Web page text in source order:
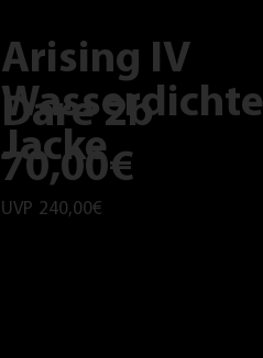
Arising IV
Wasserdichte
Jacke
Dare 2b
70,00€
UVP 240,00€